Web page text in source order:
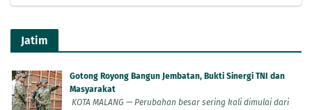
Jatim
Gotong Royong Bangun Jembatan, Bukti Sinergi TNI dan
Masyarakat
KOTA MALANG — Perubahan besar sering kali dimulai dari